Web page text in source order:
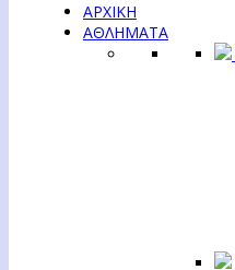
ΑΡΧΙΚΗ
ΑΘΛΗΜΑΤΑ